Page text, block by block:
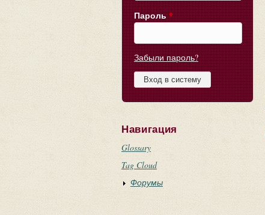
Пароль *
Забыли пароль?
Навигация
Glossary
Tag Cloud
Форумы